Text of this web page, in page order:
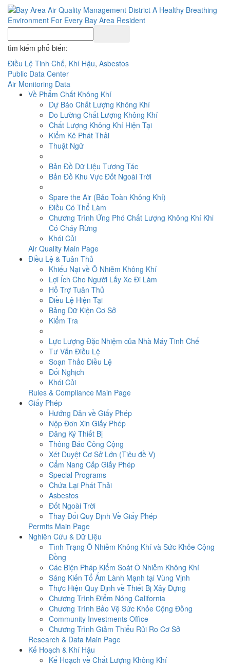
tìm kiếm phổ biến:
Điều Lệ Tinh Chế, Khí Hậu, Asbestos
Public Data Center
Air Monitoring Data
Về Phẩm Chất Không Khí
Dự Báo Chất Lượng Không Khí
Đo Lường Chất Lượng Không Khí
Chất Lượng Không Khí Hiện Tại
Kiểm Kê Phát Thải
Thuật Ngữ
Bản Đồ Dữ Liệu Tương Tác
Bản Đồ Khu Vực Đốt Ngoài Trời
Spare the Air (Bảo Toàn Không Khí)
Điều Có Thể Làm
Chương Trình Ứng Phó Chất Lượng Không Khí Khi
Có Cháy Rừng
Khói Củi
Air Quality Main Page
Điều Lệ & Tuân Thủ
Khiếu Nại về Ô Nhiễm Không Khí
Lợi Ích Cho Người Lấy Xe Đi Làm
Hỗ Trợ Tuân Thủ
Điều Lệ Hiện Tại
Bảng Dữ Kiện Cơ Sở
Kiểm Tra
Lực Lượng Đặc Nhiệm của Nhà Máy Tinh Chế
Tư Vấn Điều Lệ
Soạn Thảo Điều Lệ
Đối Nghịch
Khói Củi
Rules & Compliance Main Page
Giấy Phép
Hướng Dẫn về Giấy Phép
Nộp Đơn Xin Giấy Phép
Đăng Ký Thiết Bị
Thông Báo Công Cộng
Xét Duyệt Cơ Sở Lớn (Tiêu đề V)
Cẩm Nang Cấp Giấy Phép
Special Programs
Chứa Lại Phát Thải
Asbestos
Đốt Ngoài Trời
Thay Đổi Quy Định Về Giấy Phép
Permits Main Page
Nghiên Cứu & Dữ Liệu
Tình Trạng Ô Nhiễm Không Khí và Sức Khỏe Cộng
Đồng
Các Biện Pháp Kiểm Soát Ô Nhiễm Không Khí
Sáng Kiến Tổ Ấm Lành Mạnh tại Vùng Vịnh
Thực Hiện Quy Định về Thiết Bị Xây Dựng
Chương Trình Điểm Nóng California
Chương Trình Bảo Vệ Sức Khỏe Cộng Đồng
Community Investments Office
Chương Trình Giảm Thiểu Rủi Ro Cơ Sở
Research & Data Main Page
Kế Hoạch & Khí Hậu
Kế Hoạch về Chất Lượng Không Khí